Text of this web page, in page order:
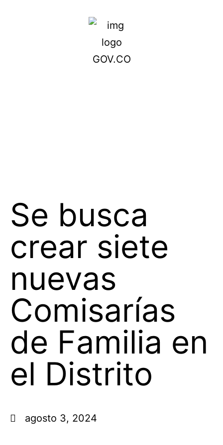
Se busca
crear siete
nuevas
Comisarías
de Familia en
el Distrito
agosto 3, 2024